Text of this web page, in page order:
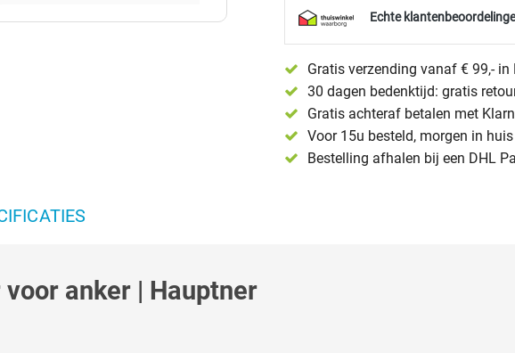
Echte
Gratis verzending vanaf € 99,- in
30 dagen bedenktijd: gratis
Gratis achteraf betalen met
Voor 15u besteld, morgen in
Bestelling afhalen bij een DHL
anker | Hauptner